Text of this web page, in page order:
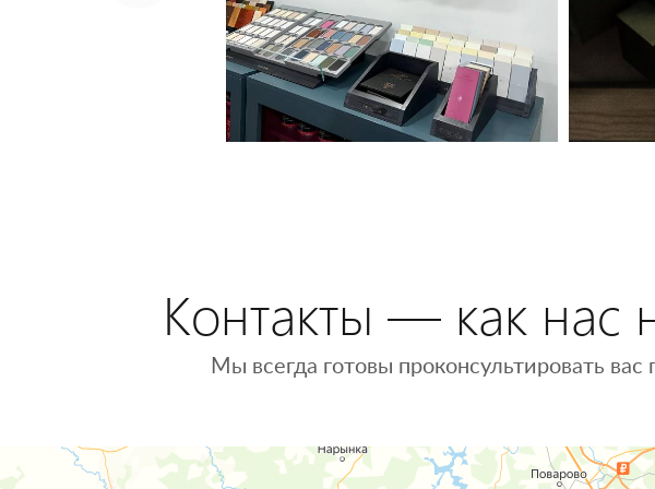
Контакты — как нас
Мы всегда готовы проконсультировать